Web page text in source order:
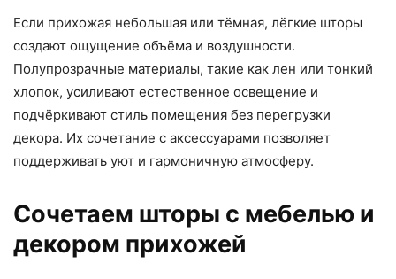
Если прихожая небольшая или тёмная, лёгкие шторы
создают ощущение объёма и воздушности.
Полупрозрачные материалы, такие как лен или тонкий
хлопок, усиливают естественное освещение и
подчёркивают стиль помещения без перегрузки
декора. Их сочетание с аксессуарами позволяет
поддерживать уют и гармоничную атмосферу.
Сочетаем шторы с мебелью и
декором прихожей